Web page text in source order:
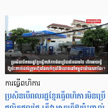
ការធ្វើពហិការ
ប្រសិនបើពលរដ្ឋខ្មែរធ្វើពហិការមិនប្រើ